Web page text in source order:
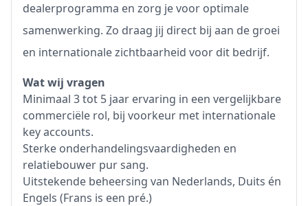
dealerprogramma en zorg je voor optimale
samenwerking. Zo draag jij direct bij aan de groei
en internationale zichtbaarheid voor dit bedrijf.
Wat wij vragen
Minimaal 3 tot 5 jaar ervaring in een vergelijkbare
commerciële rol, bij voorkeur met internationale
key accounts.
Sterke onderhandelingsvaardigheden en
relatiebouwer pur sang.
Uitstekende beheersing van Nederlands, Duits én
Engels (Frans is een pré.)